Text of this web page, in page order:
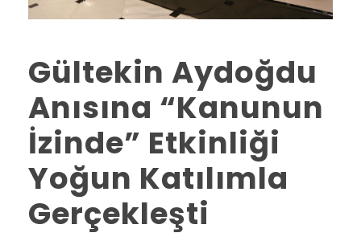
Gültekin Aydoğdu
Anısına “Kanunun
İzinde” Etkinliği
Yoğun Katılımla
Gerçekleşti